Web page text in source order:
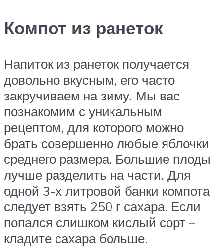
Компот из ранеток
Напиток из ранеток получается
довольно вкусным, его часто
закручиваем на зиму. Мы вас
познакомим с уникальным
рецептом, для которого можно
брать совершенно любые яблочки
среднего размера. Большие плоды
лучше разделить на части. Для
одной 3-х литровой банки компота
следует взять 250 г сахара. Если
попался слишком кислый сорт –
кладите сахара больше.